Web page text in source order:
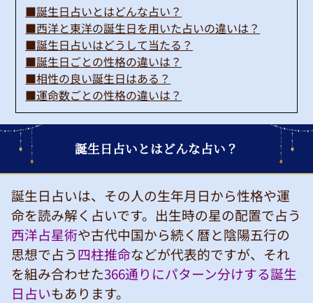
■誕生日占いとはどんな占い？
■西洋と東洋の誕生日を用いた占いの違いは？
■誕生日占いはどうして当たる？
■誕生日ごとの性格の違いは？
■相性の良い誕生日はある？
■運命数ごとの性格の違いは？
誕生日占いとはどんな占い？
誕生日占いは、その人の生年月日から性格や運
命を読み解く占いです。出生時の星の配置で占う
西洋占星術や古代中国から続く暦と陰陽五行の
思想で占う四柱推命などが代表的ですが、それ
を組み合わせた366通りにパターン分けする誕生
日占いもあります。